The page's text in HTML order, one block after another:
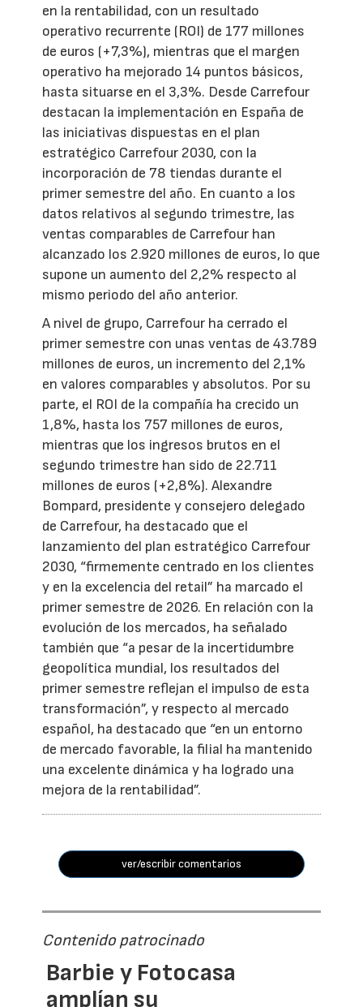
en la rentabilidad, con un resultado
operativo recurrente (ROI) de 177 millones
de euros (+7,3%), mientras que el margen
operativo ha mejorado 14 puntos básicos,
hasta situarse en el 3,3%. Desde Carrefour
destacan la implementación en España de
las iniciativas dispuestas en el plan
estratégico Carrefour 2030, con la
incorporación de 78 tiendas durante el
primer semestre del año. En cuanto a los
datos relativos al segundo trimestre, las
ventas comparables de Carrefour han
alcanzado los 2.920 millones de euros, lo que
supone un aumento del 2,2% respecto al
mismo periodo del año anterior.
A nivel de grupo, Carrefour ha cerrado el
primer semestre con unas ventas de 43.789
millones de euros, un incremento del 2,1%
en valores comparables y absolutos. Por su
parte, el ROI de la compañía ha crecido un
1,8%, hasta los 757 millones de euros,
mientras que los ingresos brutos en el
segundo trimestre han sido de 22.711
millones de euros (+2,8%). Alexandre
Bompard, presidente y consejero delegado
de Carrefour, ha destacado que el
lanzamiento del plan estratégico Carrefour
2030, “firmemente centrado en los clientes
y en la excelencia del retail” ha marcado el
primer semestre de 2026. En relación con la
evolución de los mercados, ha señalado
también que “a pesar de la incertidumbre
geopolítica mundial, los resultados del
primer semestre reflejan el impulso de esta
transformación”, y respecto al mercado
español, ha destacado que “en un entorno
de mercado favorable, la filial ha mantenido
una excelente dinámica y ha logrado una
mejora de la rentabilidad”.
ver/escribir comentarios
Contenido patrocinado
Barbie y Fotocasa
amplían su